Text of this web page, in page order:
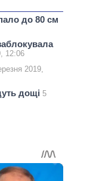
до 80 см
12:06
2019,
дощі 5